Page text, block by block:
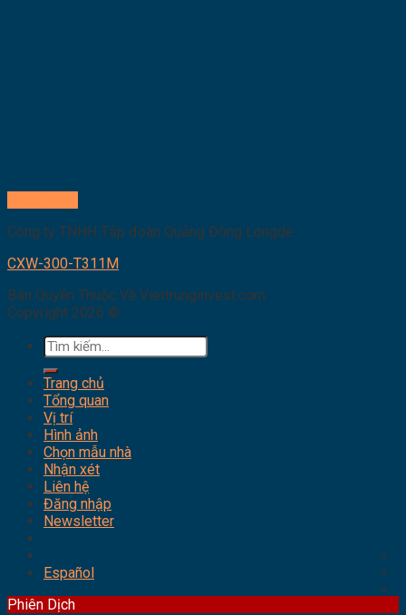
Công ty TNHH Tập đoàn Quảng Đông Longde
CXW-300-T311M
Bản Quyền Thuộc Về Viettrunginvest.com
Copyright 2026 ©
Tìm
kiếm:
Trang chủ
Tổng quan
Vị trí
Hình ảnh
Chọn mẫu nhà
Nhận xét
Liên hệ
Đăng nhập
Newsletter
Español
Phiên Dịch